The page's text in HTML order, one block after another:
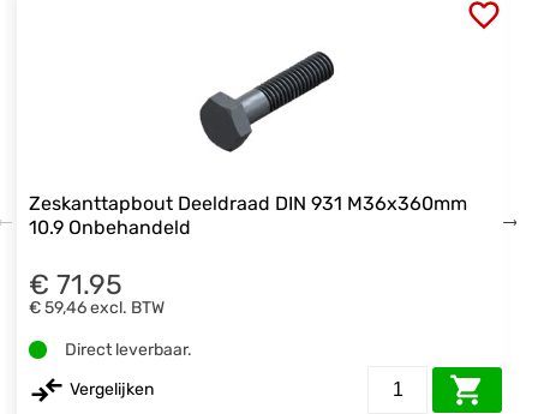
Zeskanttapbout Deeldraad DIN 931 M36x360mm
10.9 Onbehandeld
€ 71.95
€ 59,46excl. BTW
Direct leverbaar.
Vergelijken